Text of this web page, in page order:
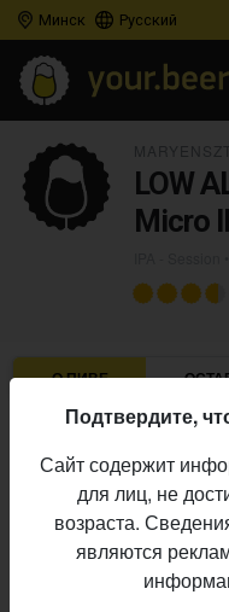
Минск Русский
LOW
Micro
О ПИВЕ
Стиль:
IPA -
Алкоголь:
3,5%
выпуска:
3.577
Подтвердите,
Сайт содержит
для лиц, не
возраста.
являются